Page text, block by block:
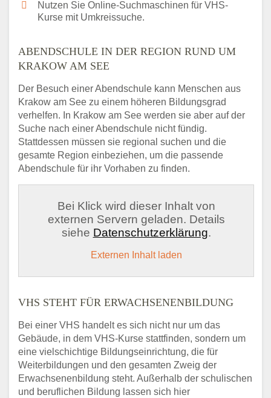
Nutzen Sie Online-Suchmaschinen für VHS-
Kurse mit Umkreissuche.
ABENDSCHULE IN DER REGION RUND UM
KRAKOW AM SEE
Der Besuch einer Abendschule kann Menschen aus
Krakow am See zu einem höheren Bildungsgrad
verhelfen. In Krakow am See werden sie aber auf der
Suche nach einer Abendschule nicht fündig.
Stattdessen müssen sie regional suchen und die
gesamte Region einbeziehen, um die passende
Abendschule für ihr Vorhaben zu finden.
Bei Klick wird dieser Inhalt von
externen Servern geladen. Details
siehe Datenschutzerklärung.
Externen Inhalt laden
VHS STEHT FÜR ERWACHSENENBILDUNG
Bei einer VHS handelt es sich nicht nur um das
Gebäude, in dem VHS-Kurse stattfinden, sondern um
eine vielschichtige Bildungseinrichtung, die für
Weiterbildungen und den gesamten Zweig der
Erwachsenenbildung steht. Außerhalb der schulischen
und beruflichen Bildung lassen sich hier